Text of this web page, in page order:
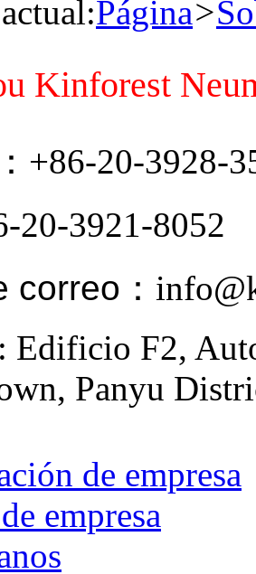
Página>
Kinforest
：+86-20-3928-
20-3921-8052
correo ：
Edificio F2,
Panyu
de empresa
empresa